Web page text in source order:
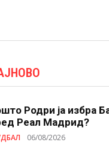
Родри ја избра
Реал Мадрид?
06/08/2026